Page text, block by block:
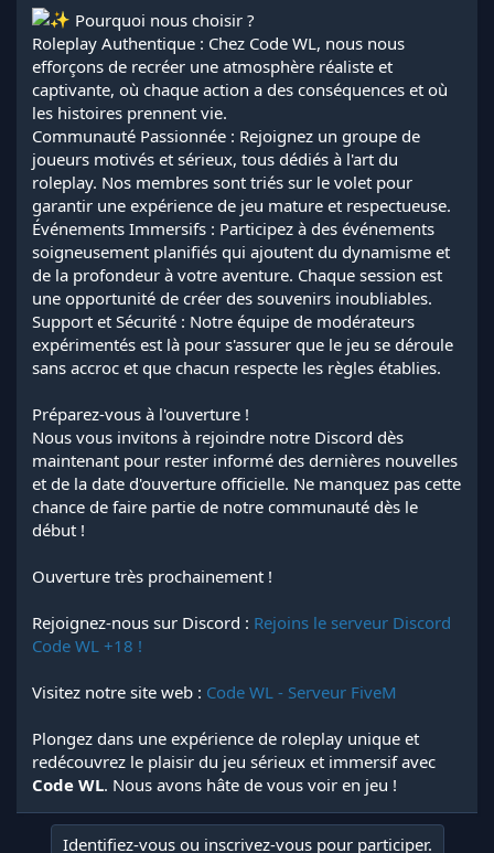
s
i
o
n
Pourquoi nous choisir ?
Roleplay Authentique : Chez Code WL, nous nous
efforçons de recréer une atmosphère réaliste et
captivante, où chaque action a des conséquences et où
les histoires prennent vie.
Communauté Passionnée : Rejoignez un groupe de
joueurs motivés et sérieux, tous dédiés à l'art du
roleplay. Nos membres sont triés sur le volet pour
garantir une expérience de jeu mature et respectueuse.
Événements Immersifs : Participez à des événements
soigneusement planifiés qui ajoutent du dynamisme et
de la profondeur à votre aventure. Chaque session est
une opportunité de créer des souvenirs inoubliables.
Support et Sécurité : Notre équipe de modérateurs
expérimentés est là pour s'assurer que le jeu se déroule
sans accroc et que chacun respecte les règles établies.
Préparez-vous à l'ouverture !
Nous vous invitons à rejoindre notre Discord dès
maintenant pour rester informé des dernières nouvelles
et de la date d'ouverture officielle. Ne manquez pas cette
chance de faire partie de notre communauté dès le
début !
Ouverture très prochainement !
Rejoignez-nous sur Discord : Rejoins le serveur Discord
Code WL +18 !
Visitez notre site web : Code WL - Serveur FiveM
Plongez dans une expérience de roleplay unique et
redécouvrez le plaisir du jeu sérieux et immersif avec
Code WL. Nous avons hâte de vous voir en jeu !
Identifiez-vous ou inscrivez-vous pour participer.